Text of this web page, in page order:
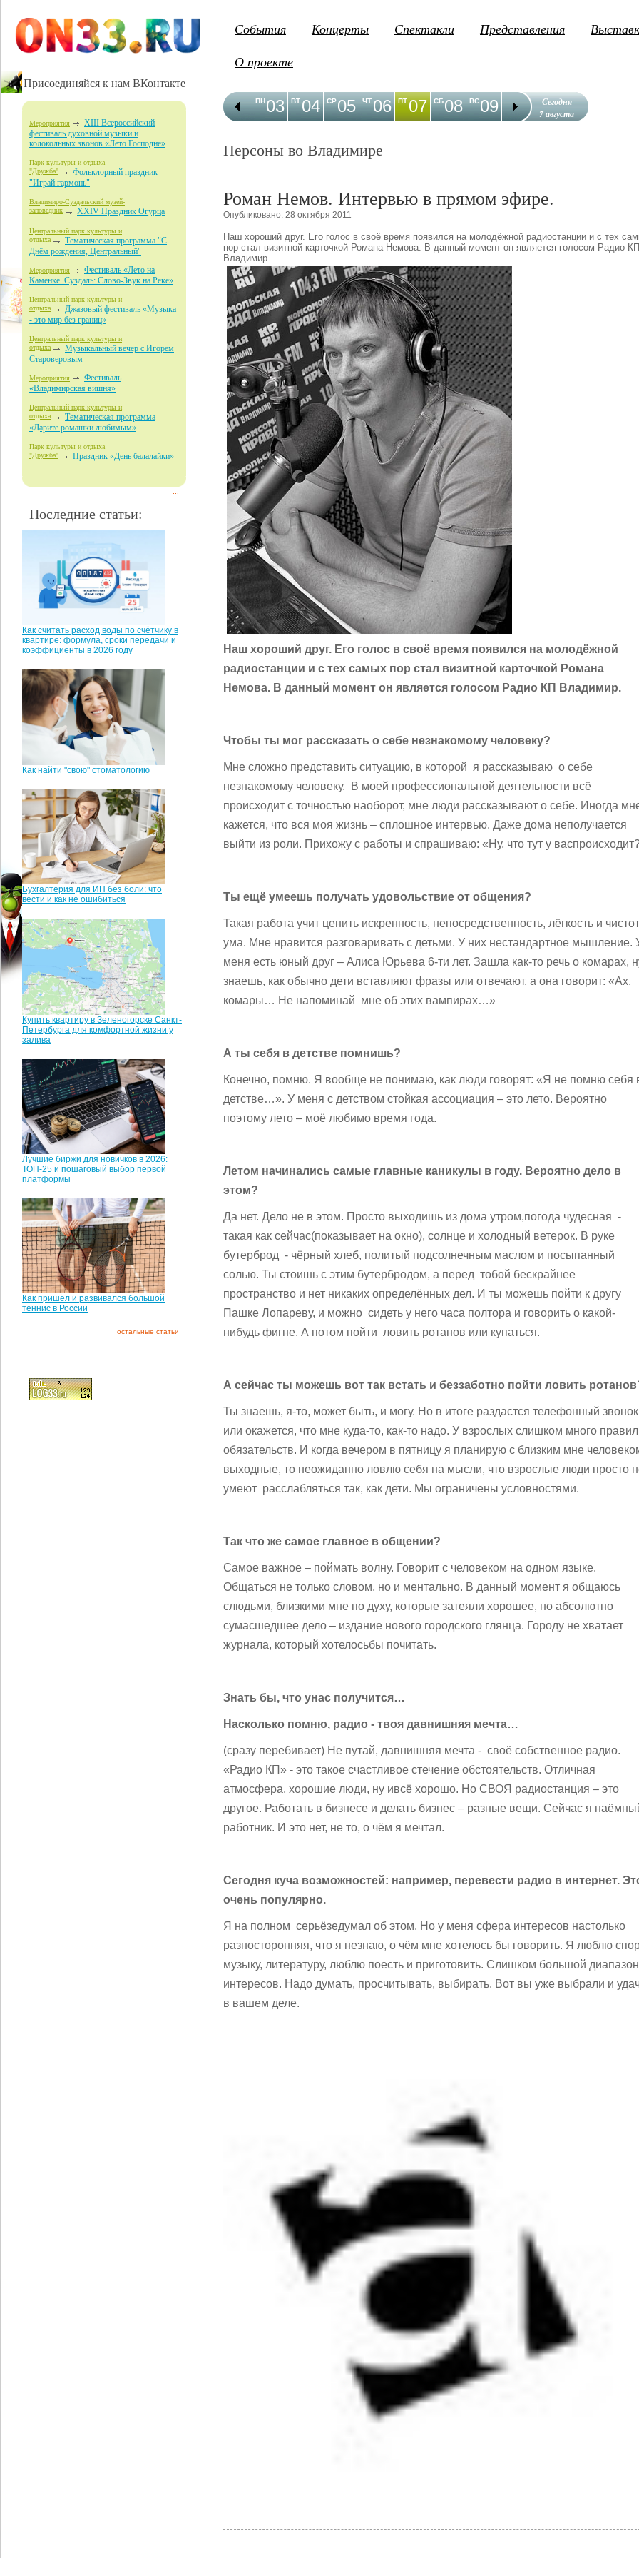
Присоединяйся к нам ВКонтакте
Мероприятия
XIII Всероссийский
фестиваль духовной музыки и
колокольных звонов «Лето Господне»
Парк культуры и отдыха
"Дружба"
Фольклорный праздник
"Играй гармонь"
Владимиро-Суздальский музей-
заповедник XXIV Праздник Огурца
Центральный парк культуры и
отдыха
Тематическая программа "С
Днём рождения, Центральный"
Мероприятия
Фестиваль «Лето на
Каменке. Суздаль: Слово-Звук на Реке»
Центральный парк культуры и
отдыха
Джазовый фестиваль «Музыка
- это мир без границ»
Центральный парк культуры и
отдыха
Музыкальный вечер с Игорем
Староверовым
Мероприятия
Фестиваль
«Владимирская вишня»
Центральный парк культуры и
отдыха
Тематическая программа
«Дарите ромашки любимым»
Парк культуры и отдыха
"Дружба" Праздник «День балалайки»
Последние статьи:
Как считать расход воды по счётчику в
квартире: формула, сроки передачи и
коэффициенты в 2026 году
Как найти "свою" стоматологию
Бухгалтерия для ИП без боли: что
вести и как не ошибиться
Купить квартиру в Зеленогорске Санкт-
Петербурга для комфортной жизни у
залива
Лучшие биржи для новичков в 2026:
ТОП-25 и пошаговый выбор первой
платформы
Как пришёл и развивался большой
теннис в России
остальные статьи
События Концерты Спектакли Представления
О проекте
03
ПН 04
ВТ 05
СР 06
ЧТ 07
ПТ 08
СБ 09
ВС 10
ПН 11
ВТ 12
СР
Сегодня
7 августа
Персоны во Владимире
Роман Немов. Интервью в прямом эфире.
Опубликовано: 28 октября 2011
Наш хороший друг. Его голос в своё время появился на молодёжной радиостанции и с тех
пор стал визитной карточкой Романа Немова. В данный момент он является голосом Радио КП
Владимир.
Наш хороший друг. Его голос в своё время появился на молодёжной
радиостанции и с тех самых пор стал визитной карточкой Романа
Немова. В данный момент он является голосом Радио КП Владимир.
Чтобы ты мог рассказать о себе незнакомому человеку?
Мне сложно представить ситуацию, в которой я рассказываю о себе
незнакомому человеку. В моей профессиональной деятельности всё
происходит с точностью наоборот, мне люди рассказывают о себе. Иногда
кажется, что вся моя жизнь – сплошное интервью. Даже дома неполучается
выйти из роли. Прихожу с работы и спрашиваю: «Ну, что тут у
Ты ещё умеешь получать удовольствие от общения?
Такая работа учит ценить искренность, непосредственность, лёгкость и
ума. Мне нравится разговаривать с детьми. У них нестандартное мышление.
меня есть юный друг – Алиса Юрьева 6-ти лет. Зашла как-то речь о комарах,
знаешь, как обычно дети вставляют фразы или отвечают, а она говорит: «Ах,
комары… Не напоминай мне об этих вампирах…»
А ты себя в детстве помнишь?
Конечно, помню. Я вообще не понимаю, как люди говорят: «Я не помню себя
детстве…». У меня с детством стойкая ассоциация – это лето. Вероятно
поэтому лето – моё любимо время года.
Летом начинались самые главные каникулы в году. Вероятно дело в
этом?
Да нет. Дело не в этом. Просто выходишь из дома утром,погода чудесная -
такая как сейчас(показывает на окно), солнце и холодный ветерок. В руке
бутерброд - чёрный хлеб, политый подсолнечным маслом и посыпанный
солью. Ты стоишь с этим бутербродом, а перед тобой бескрайнее
пространство и нет никаких определённых дел. И ты можешь пойти к другу
Пашке Лопареву, и можно сидеть у него часа полтора и говорить о какой-
нибудь фигне. А потом пойти ловить ротанов или купаться.
А сейчас ты можешь вот так встать и беззаботно пойти ловить
Ты знаешь, я-то, может быть, и могу. Но в итоге раздастся телефонный звонок
или окажется, что мне куда-то, как-то надо. У взрослых слишком много
обязательств. И когда вечером в пятницу я планирую с близким мне
выходные, то неожиданно ловлю себя на мысли, что взрослые люди просто
умеют расслабляться так, как дети. Мы ограничены условностями.
Так что же самое главное в общении?
Самое важное – поймать волну. Говорит с человеком на одном языке.
Общаться не только словом, но и ментально. В данный момент я общаюсь
слюдьми, близкими мне по духу, которые затеяли хорошее, но абсолютно
сумасшедшее дело – издание нового городского глянца. Городу не хватает
журнала, который хотелосьбы почитать.
Знать бы, что унас получится…
Насколько помню, радио - твоя давнишняя мечта…
(сразу перебивает) Не путай, давнишняя мечта - своё собственное радио.
«Радио КП» - это такое счастливое стечение обстоятельств. Отличная
атмосфера, хорошие люди, ну ивсё хорошо. Но СВОЯ радиостанция – это
другое. Работать в бизнесе и делать бизнес – разные вещи. Сейчас я
работник. И это нет, не то, о чём я мечтал.
Сегодня куча возможностей: например, перевести радио в интернет.
очень популярно.
Я на полном серьёзедумал об этом. Но у меня сфера интересов настолько
разносторонняя, что я незнаю, о чём мне хотелось бы говорить. Я люблю
музыку, литературу, люблю поесть и приготовить. Слишком большой диапазон
интересов. Надо думать, просчитывать, выбирать. Вот вы уже выбрали и
в вашем деле.